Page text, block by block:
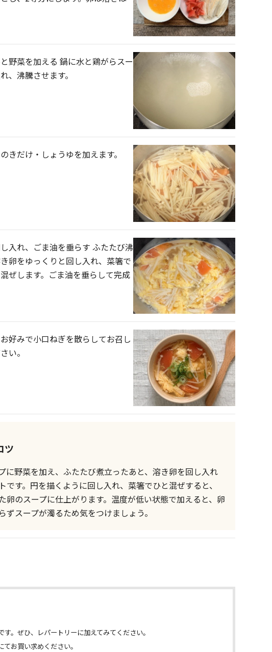
野菜を加える 鍋に水と鶏がらスー
、沸騰させます。
きだけ・しょうゆを加えます。
入れ、ごま油を垂らす ふたたび沸
卵をゆっくりと回し入れ、菜箸で
ぜします。ごま油を垂らして完成
好みで小口ねぎを散らしてお召し
い。
ツ
に野菜を加え、ふたたび煮立ったあと、溶き卵を回し入れ
です。円を描くように回し入れ、菜箸でひと混ぜすると、
卵のスープに仕上がります。温度が低い状態で加えると、卵
ずスープが濁るため気をつけましょう。
。ぜひ、レパートリーに加えてみてください。
お買い求めください。